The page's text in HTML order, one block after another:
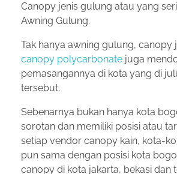
Canopy jenis gulung atau yang
Awning Gulung.
Tak hanya awning gulung, canopy
canopy polycarbonate juga
pemasangannya di kota yang di
tersebut.
Sebenarnya bukan hanya kota
sorotan dan memiliki posisi atau
setiap vendor canopy kain, kota-
pun sama dengan posisi kota
canopy di kota jakarta, bekasi dan